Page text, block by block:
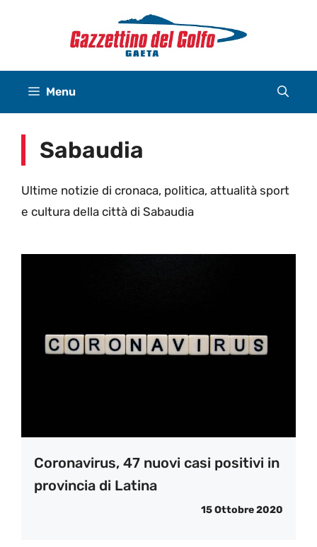
Menu
Sabaudia
Ultime notizie di cronaca, politica, attualità sport
e cultura della città di Sabaudia
Coronavirus, 47 nuovi casi positivi in
provincia di Latina
15 Ottobre 2020